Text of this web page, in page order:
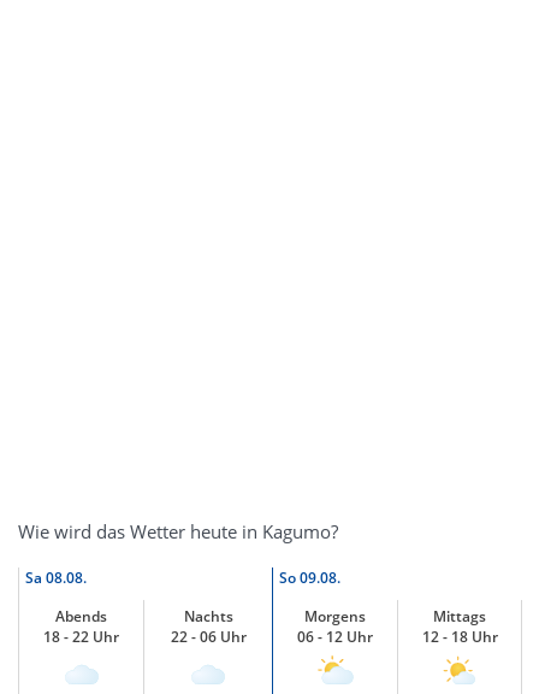
Wie wird das Wetter heute in Kagumo?
Sa 08.08. So09.08.
Abends
18 - 22 Uhr
Nachts
22 - 06 Uhr
Morgens
06 - 12 Uhr
Mittags
12 - 18 Uhr